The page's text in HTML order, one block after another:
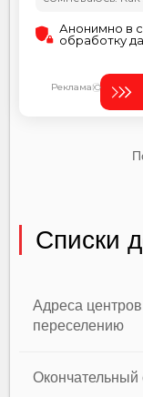
Списки
Адреса
переселению
Окончательный